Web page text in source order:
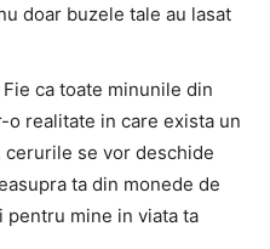
doar buzele tale au lasat
ca toate minunile din
realitate in care exista un
cerurile se vor deschide
ta din monede de
pentru mine in viata ta